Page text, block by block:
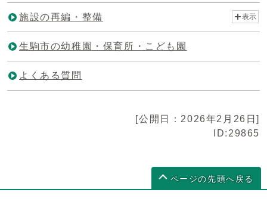
施設の再編・整備 表示
生駒市の幼稚園・保育所・こども園
よくある質問
[公開日：2026年2月26日]
ID:29865
ページの先頭へ戻る